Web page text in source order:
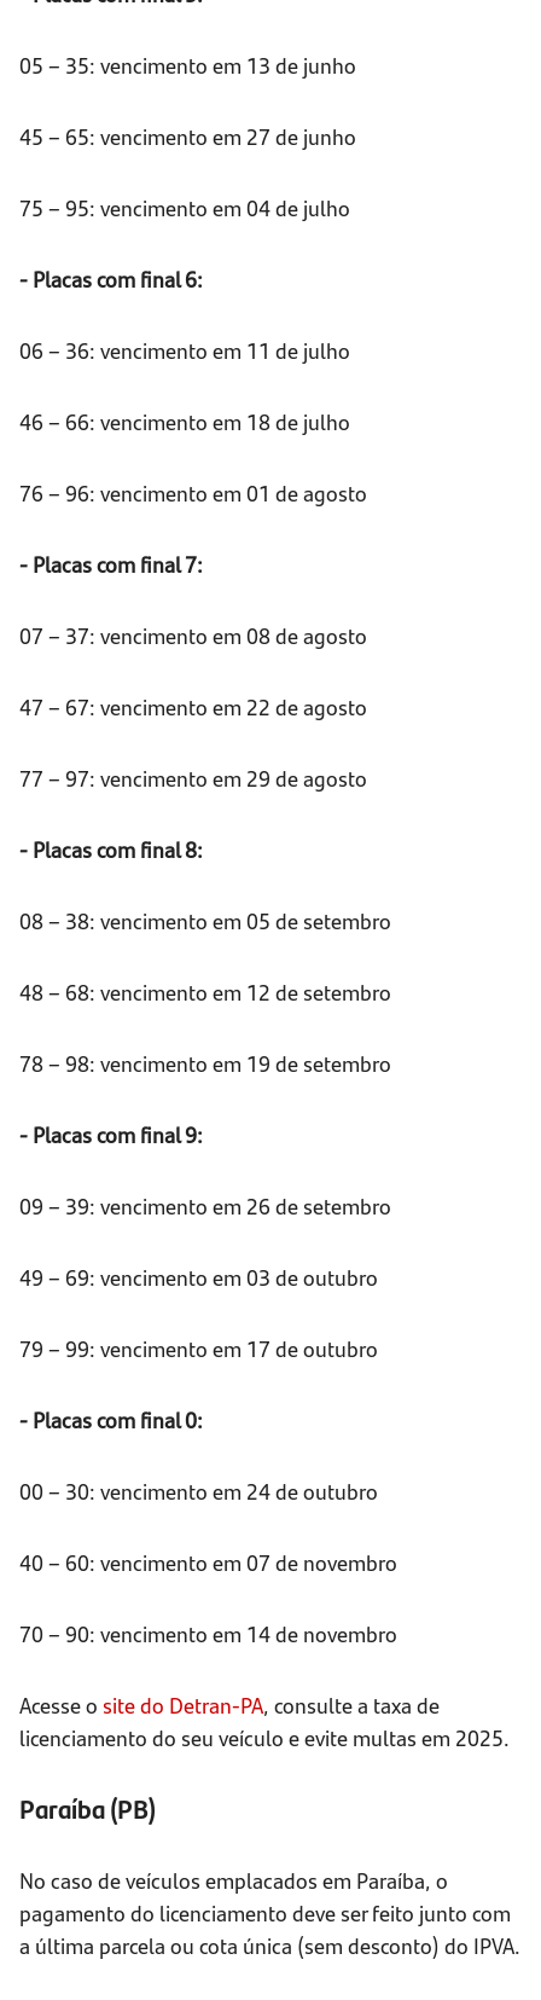
05 – 35: vencimento em 13 de junho
45 – 65: vencimento em 27 de junho
75 – 95: vencimento em 04 de julho
- Placas com final 6:
06 – 36: vencimento em 11 de julho
46 – 66: vencimento em 18 de julho
76 – 96: vencimento em 01 de agosto
- Placas com final 7:
07 – 37: vencimento em 08 de agosto
47 – 67: vencimento em 22 de agosto
77 – 97: vencimento em 29 de agosto
- Placas com final 8:
08 – 38: vencimento em 05 de setembro
48 – 68: vencimento em 12 de setembro
78 – 98: vencimento em 19 de setembro
- Placas com final 9:
09 – 39: vencimento em 26 de setembro
49 – 69: vencimento em 03 de outubro
79 – 99: vencimento em 17 de outubro
- Placas com final 0:
00 – 30: vencimento em 24 de outubro
40 – 60: vencimento em 07 de novembro
70 – 90: vencimento em 14 de novembro
Acesse o site do Detran-PA, consulte a taxa de
licenciamento do seu veículo e evite multas em 2025.
Paraíba (PB)
No caso de veículos emplacados em Paraíba, o
pagamento do licenciamento deve ser feito junto com
a última parcela ou cota única (sem desconto) do IPVA.